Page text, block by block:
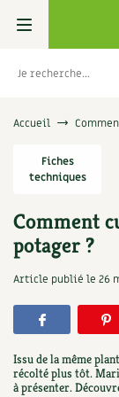
Livres
Techniques de
Verger, arbres
Les 4 saisons
Se réabonner
Offrir un
Les numéros
4 saisons
Graines,
Aromatiques
Florales
Cartes cadeau
Découvrir le
Visiter en
Jardin bio
Parole libre
Accueil
Fiches
techniques
Comment
potager ?
Article publié le 26
Issu de la même
récolté plus tôt.
à présenter.